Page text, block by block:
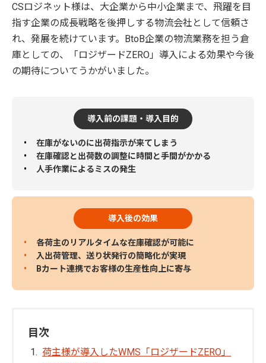
CSロジネット様は、大企業から中小企業まで、飛躍を目
指す企業の成長戦略を後押しする物流会社として信頼さ
れ、発展を続けています。BtoB企業の物流業務を担う倉
庫としての、「ロジザードZERO」導入による効果や今後
の期待についてうかがいました。
導入前の課題・導入目的
在庫がないのに出荷指示が来てしまう
在庫確認と出荷数の調整に時間と手間がかかる
人手作業によるミスの発生
導入後の効果
各荷主のリアルタイムな在庫確認が可能に
入出荷管理、送り状発行の簡略化が実現
Bカート連携でお客様の生産性向上に寄与
目次
荷主様が導入したWMS「ロジザードZERO」